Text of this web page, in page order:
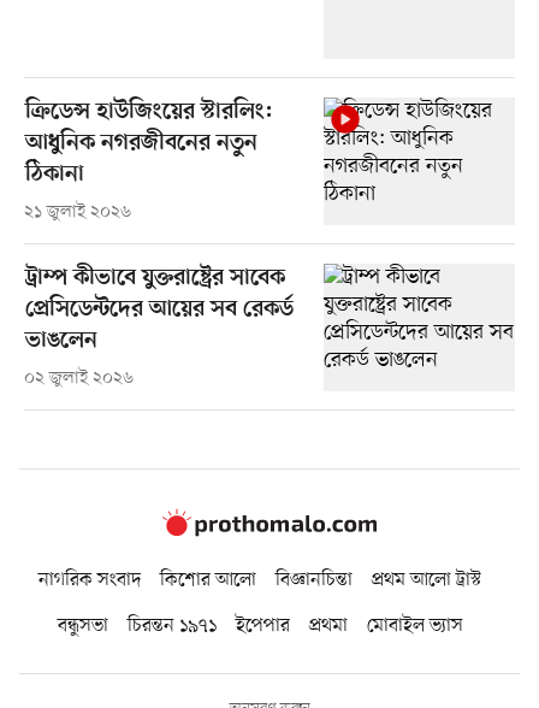
ক্রিডেন্স হাউজিংয়ের স্টারলিং:
আধুনিক নগরজীবনের নতুন
ঠিকানা
২১ জুলাই ২০২৬
ট্রাম্প কীভাবে যুক্তরাষ্ট্রের সাবেক
প্রেসিডেন্টদের আয়ের সব রেকর্ড
ভাঙলেন
০২ জুলাই ২০২৬
নাগরিক সংবাদ কিশোর আলো বিজ্ঞানচিন্তা
প্রথম আলো ট্রাস্ট
বন্ধুসভা
চিরন্তন ১৯৭১ ইপেপার প্রথমা মোবাইল ভ্যাস